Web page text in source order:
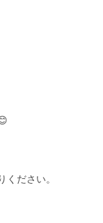
ださい。